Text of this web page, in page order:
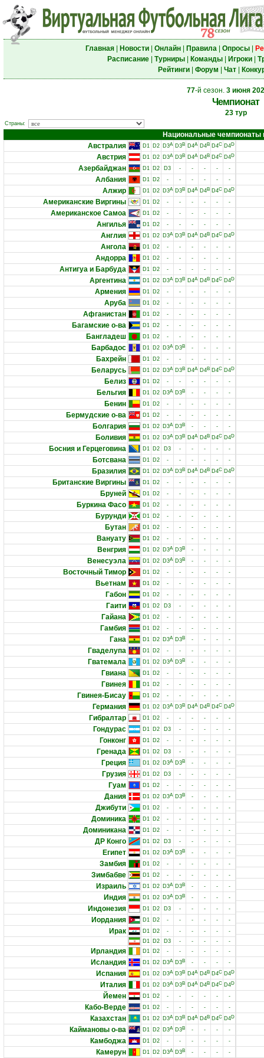
Главная| Новости| Онлайн| Правила| Опросы|
Расписание| Турниры| Команды| Игроки|
Рейтинги| Форум Чат|
77-й сезон. 3 июня
Чемпионат
23 тур
Страны:
Национальные чемпионаты
Австралия
D1 D2 D3A D3B D4A D4B D4C D4D
Австрия D1 D2 D3A D3B D4A D4B D4C D4D
Азербайджан D1 D2 D3 - - - - -
Албания D1 D2 - - - - - -
Алжир D1 D2 D3A D3B D4A D4B D4C D4D
Американские Виргины D1 D2 - - - - - -
Американское Самоа D1 D2 - - - - - -
Ангилья D1 D2 - - - - - -
Англия D1 D2 D3A D3B D4A D4B D4C D4D
Ангола D1 D2 - - - - - -
Андорра D1 D2 - - - - - -
Антигуа и Барбуда D1 D2 - - - - - -
Аргентина D1 D2 D3A D3B D4A D4B D4C D4D
Армения D1 D2 - - - - - -
Аруба D1 D2 - - - - - -
Афганистан D1 D2 - - - - - -
Багамские о-ва D1 D2 - - - - - -
Бангладеш D1 D2 - - - - - -
Барбадос D1 D2 D3A D3B - - - -
Бахрейн D1 D2 - - - - - -
Беларусь D1 D2 D3A D3B D4A D4B D4C D4D
Белиз D1 D2 - - - - - -
Бельгия D1 D2 D3A D3B - - - -
Бенин D1 D2 - - - - - -
Бермудские о-ва D1 D2 - - - - - -
Болгария D1 D2 D3A D3B - - - -
Боливия D1 D2 D3A D3B D4A D4B D4C D4D
Босния и Герцеговина D1 D2 D3 - - - - -
Ботсвана D1 D2 - - - - - -
Бразилия D1 D2 D3A D3B D4A D4B D4C D4D
Британские Виргины D1 D2 - - - - - -
Бруней D1 D2 - - - - - -
Буркина Фасо D1 D2 - - - - - -
Бурунди D1 D2 - - - - - -
Бутан D1 D2 - - - - - -
Вануату D1 D2 - - - - - -
Венгрия D1 D2 D3A D3B - - - -
Венесуэла D1 D2 D3A D3B - - - -
Восточный Тимор D1 D2 - - - - - -
Вьетнам D1 D2 - - - - - -
Габон D1 D2 - - - - - -
Гаити D1 D2 D3 - - - - -
Гайана D1 D2 - - - - - -
Гамбия D1 D2 - - - - - -
Гана D1 D2 D3A D3B - - - -
Гваделупа D1 D2 - - - - - -
Гватемала D1 D2 D3A D3B - - - -
Гвиана D1 D2 - - - - - -
Гвинея D1 D2 - - - - - -
Гвинея-Бисау D1 D2 - - - - - -
Германия D1 D2 D3A D3B D4A D4B D4C D4D
Гибралтар D1 D2 - - - - - -
Гондурас D1 D2 D3 - - - - -
Гонконг D1 D2 - - - - - -
Гренада D1 D2 D3 - - - - -
Греция D1 D2 D3A D3B - - - -
Грузия D1 D2 D3 - - - - -
Гуам D1 D2 - - - - - -
Дания D1 D2 D3A D3B - - - -
Джибути D1 D2 - - - - - -
Доминика D1 D2 - - - - - -
Доминикана D1 D2 - - - - - -
ДР Конго D1 D2 D3 - - - - -
Египет D1 D2 D3A D3B - - - -
Замбия D1 D2 - - - - - -
Зимбабве D1 D2 - - - - - -
Израиль D1 D2 D3A D3B - - - -
Индия D1 D2 D3A D3B - - - -
Индонезия D1 D2 D3 - - - - -
Иордания D1 D2 - - - - - -
Ирак D1 D2 - - - - -
-
D1 D2 D3 - - - - -
Ирландия D1 D2 - - - - - -
Исландия D1 D2 D3A D3B - - - -
Испания D1 D2 D3A D3B D4A D4B D4C D4D
Италия D1 D2 D3A D3B D4A D4B D4C D4D
Йемен D1 D2 - - - - - -
Кабо-Верде D1 D2 - - - - - -
Казахстан D1 D2 D3A D3B D4A D4B D4C D4D
Каймановы о-ва D1 D2 D3A D3B - - - -
Камбоджа D1 D2 - - - - - -
Камерун D1 D2 D3A D3B - - - -